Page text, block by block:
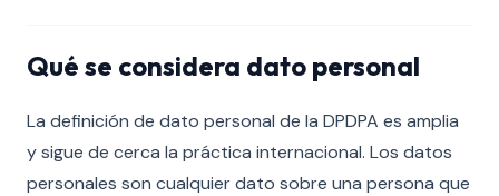
Qué se considera dato personal
La definición de dato personal de la DPDPA es amplia
y sigue de cerca la práctica internacional. Los datos
personales son cualquier dato sobre una persona que